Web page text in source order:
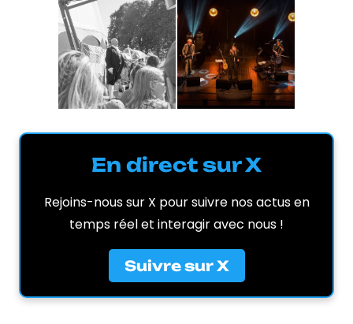
En direct sur X
Rejoins-nous sur X pour suivre nos actus en
temps réel et interagir avec nous !
Suivre sur X